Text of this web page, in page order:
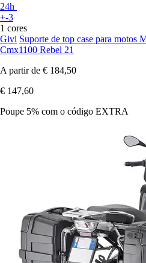
24h
+-3
1 cores
Givi Suporte de top case para motos
Cmx1100 Rebel 21
A partir de € 184,50
€ 147,60
Poupe 5% com o código EXTRA